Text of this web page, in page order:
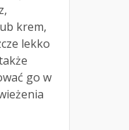
krem,
lekko
go w